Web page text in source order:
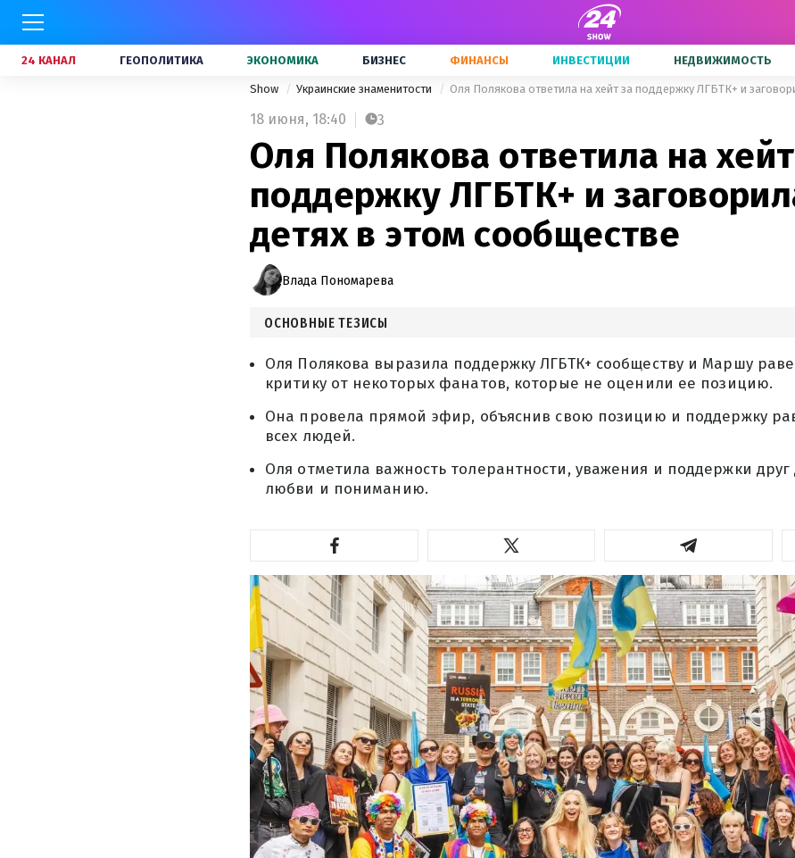
24 КАНАЛ ГЕОПОЛИТИКА ЭКОНОМИКА БИЗНЕС ФИНАНСЫ ИНВЕСТИЦИИ НЕДВИЖИМОСТЬ
Show Украинские знаменитости
18 июня, 18:40 3
Оля Полякова ответила на
поддержку ЛГБТК+ и
детях в этом сообществе
Влада Пономарева
ОСНОВНЫЕ ТЕЗИСЫ
Оля Полякова выразила поддержку ЛГБТК+ сообществу и Маршу
критику от некоторых фанатов, которые не оценили ее позицию.
Она провела прямой эфир, объяснив свою позицию и поддержку
всех людей.
Оля отметила важность толерантности, уважения и поддержки друг
любви и пониманию.